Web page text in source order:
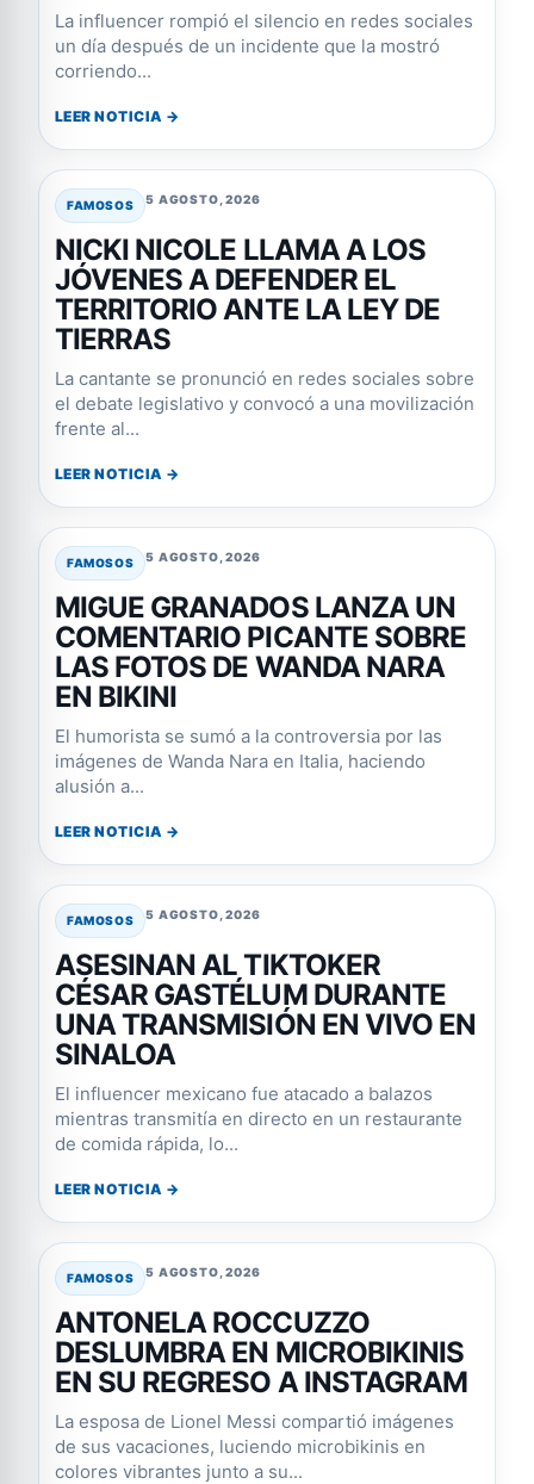
La influencer rompió el silencio en redes sociales
un día después de un incidente que la mostró
corriendo...
LEER NOTICIA →
FAMOSOS 5 AGOSTO, 2026
NICKI NICOLE LLAMA A LOS
JÓVENES A DEFENDER EL
TERRITORIO ANTE LA LEY DE
TIERRAS
La cantante se pronunció en redes sociales sobre
el debate legislativo y convocó a una movilización
frente al...
LEER NOTICIA →
FAMOSOS 5 AGOSTO, 2026
MIGUE GRANADOS LANZA UN
COMENTARIO PICANTE SOBRE
LAS FOTOS DE WANDA NARA
EN BIKINI
El humorista se sumó a la controversia por las
imágenes de Wanda Nara en Italia, haciendo
alusión a...
LEER NOTICIA →
FAMOSOS 5 AGOSTO, 2026
ASESINAN AL TIKTOKER
CÉSAR GASTÉLUM DURANTE
UNA TRANSMISIÓN EN VIVO EN
SINALOA
El influencer mexicano fue atacado a balazos
mientras transmitía en directo en un restaurante
de comida rápida, lo...
LEER NOTICIA →
FAMOSOS 5 AGOSTO, 2026
ANTONELA ROCCUZZO
DESLUMBRA EN MICROBIKINIS
EN SU REGRESO A INSTAGRAM
La esposa de Lionel Messi compartió imágenes
de sus vacaciones, luciendo microbikinis en
colores vibrantes junto a su...